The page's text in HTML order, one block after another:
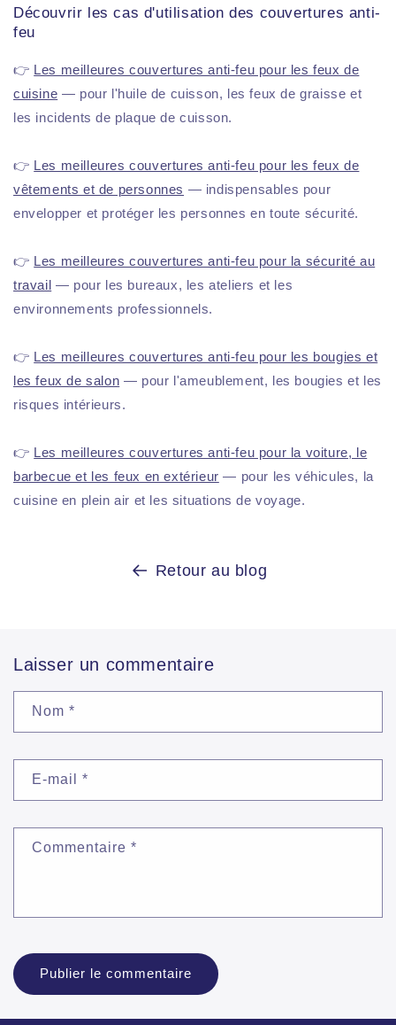
Découvrir les cas d'utilisation des couvertures anti-
feu
👉 Les meilleures couvertures anti-feu pour les feux de
cuisine — pour l'huile de cuisson, les feux de graisse et
les incidents de plaque de cuisson.
👉 Les meilleures couvertures anti-feu pour les feux de
vêtements et de personnes — indispensables pour
envelopper et protéger les personnes en toute sécurité.
👉 Les meilleures couvertures anti-feu pour la sécurité au
travail — pour les bureaux, les ateliers et les
environnements professionnels.
👉 Les meilleures couvertures anti-feu pour les bougies et
les feux de salon — pour l'ameublement, les bougies et les
risques intérieurs.
👉 Les meilleures couvertures anti-feu pour la voiture, le
barbecue et les feux en extérieur — pour les véhicules, la
cuisine en plein air et les situations de voyage.
Retour au blog
Laisser un commentaire
Nom *
E-mail *
Commentaire *